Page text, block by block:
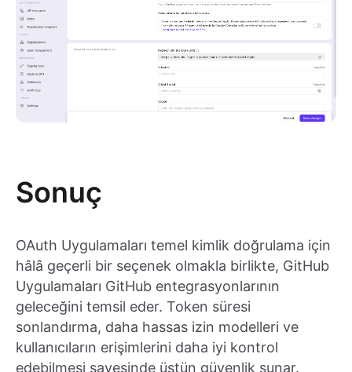
Sonuç
OAuth Uygulamaları temel kimlik doğrulama için
hâlâ geçerli bir seçenek olmakla birlikte, GitHub
Uygulamaları GitHub entegrasyonlarının
geleceğini temsil eder. Token süresi
sonlandırma, daha hassas izin modelleri ve
kullanıcıların erişimlerini daha iyi kontrol
edebilmesi sayesinde üstün güvenlik sunar.